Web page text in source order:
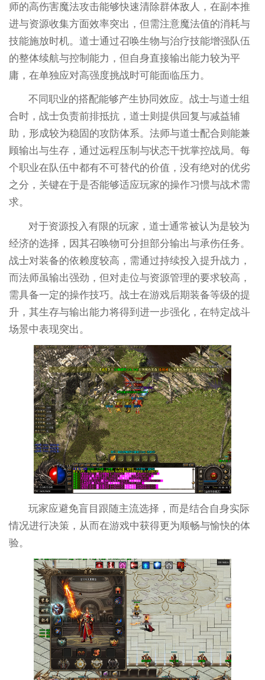
师的高伤害魔法攻击能够快速清除群体敌人，在副本推
进与资源收集方面效率突出，但需注意魔法值的消耗与
技能施放时机。道士通过召唤生物与治疗技能增强队伍
的整体续航与控制能力，但自身直接输出能力较为平
庸，在单独应对高强度挑战时可能面临压力。
不同职业的搭配能够产生协同效应。战士与道士组
合时，战士负责前排抵抗，道士则提供回复与减益辅
助，形成较为稳固的攻防体系。法师与道士配合则能兼
顾输出与生存，通过远程压制与状态干扰掌控战局。每
个职业在队伍中都有不可替代的价值，没有绝对的优劣
之分，关键在于是否能够适应玩家的操作习惯与战术需
求。
对于资源投入有限的玩家，道士通常被认为是较为
经济的选择，因其召唤物可分担部分输出与承伤任务。
战士对装备的依赖度较高，需通过持续投入提升战力，
而法师虽输出强劲，但对走位与资源管理的要求较高，
需具备一定的操作技巧。战士在游戏后期装备等级的提
升，其生存与输出能力将得到进一步强化，在特定战斗
场景中表现突出。
玩家应避免盲目跟随主流选择，而是结合自身实际
情况进行决策，从而在游戏中获得更为顺畅与愉快的体
验。